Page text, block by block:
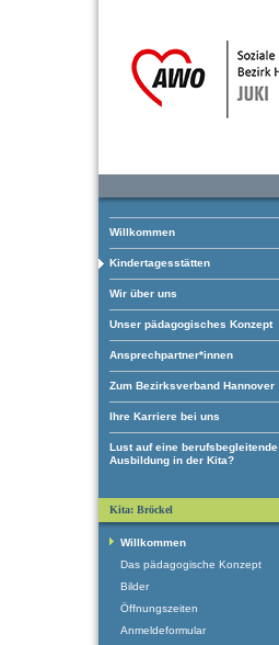
Willkommen
Kindertagesstätten
Wir über uns
Unser pädagogisches Konzept
Ansprechpartner*innen
Zum Bezirksverband Hannover
Ihre Karriere bei uns
Lust auf eine berufsbegleitende
Ausbildung in der Kita?
Kita: Bröckel
Willkommen
Das pädagogische Konzept
Bilder
Öffnungszeiten
Anmeldeformular